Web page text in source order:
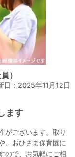
）
日：2025年11月12日
ます
がございます。取り
、おひさま保育園に
ので、お気軽にご相